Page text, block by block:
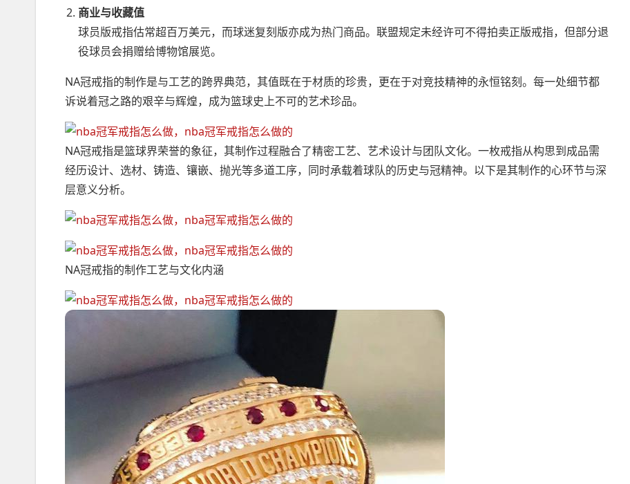
商业与收藏值
球员版戒指估常超百万美元，而球迷复刻版亦成为热门商品。联盟规定未经许可不得拍卖正版戒指，但部分退
役球员会捐赠给博物馆展览。
NA冠戒指的制作是与工艺的跨界典范，其值既在于材质的珍贵，更在于对竞技精神的永恒铭刻。每一处细节都
诉说着冠之路的艰辛与辉煌，成为篮球史上不可的艺术珍品。
NA冠戒指是篮球界荣誉的象征，其制作过程融合了精密工艺、艺术设计与团队文化。一枚戒指从构思到成品需
经历设计、选材、铸造、镶嵌、抛光等多道工序，同时承载着球队的历史与冠精神。以下是其制作的心环节与深
层意义分析。
NA冠戒指的制作工艺与文化内涵